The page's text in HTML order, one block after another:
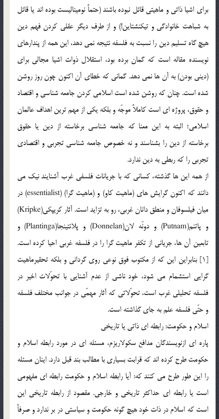
براي اشيا ذاتي و ماهيتي قائل نبوده باشند (حتماً نوميناليست بوده اند يا قائل
به شباهت خانوادگي و تيكنشتاين!) و از طرف ديگر عقلي كردن فهم دين
هيچ گاه تسليم دين را نسبت به فلسفه نتيجه نمي دهد، اين همه از پندارهاي
نويسنده مقاله است كه گمان برده بود، استقلال ذوات اشيا مجالي براي
(ديني بودن) به آن ها نمي دهد. گماني كه خطاي آن اكنون چون روز روشن
شده است. چنان كه روشن شده است اسلامي كردن جامعه شناسي و اقتصاد
و حقوق، پروژه اي است كاملاً موجّه و بلكه يكي از مهم ترين اهداف عالمان
اسلامي؛ البته به اين معنا كه جامعه شناسي برخاسته از دين يا حقوق
برخاسته از دين را بشناسند و نه خصوص جامعه شناسي تجربي و اقتصادي
تجربي را كه ربطي به دين ندارد.
از همه اين ها گذشته، كساني كه با جريانات فلسفي غرب آشنايند نيك مي
دانند كه اكنون گرايش هاي (ماهيت كاو) و (ماهيت گرا) (essentialist) در
ميان فيلسوفان و منطق دانان غربي، رو به تزايد است. آثار كريپكي(Kripke)
و پاتنم(Putnam) و دونّه لان(Donnelan) و پلانتينجا(Plantinga) و
تابعين آن ها، جرياني از تكفر ماهيت گرا را در فلسفه غربي احيا كرده است.
[1] بنابراين اين كه از مكتوب فوق نوعي روي گرداني و بلكه تحقيرماهيت
گرايي استشمام مي شود، خود ناشي از عدم آشنايي با تحوّلات اخير در
فلسفه تحليلي غرب است، تحوّلاتي كه آثار مهمّي در جوانب مختلف فلسفه
و حتّي فلسفه علم به جاي گذاشته است.
اسلام و حكومت: رابطه اي ذاتي يا تاريخي
پاره اي ازنويسندگان مدافع سكولاريزم، مسئله اي در مورد رابطه اسلام و
حكومت طرح كرده اند كه قرابت بسياري با مطالب بند قبل دارد. اينان مسئله
را اين طور طرح مي كنند كه: آيا رابطه اسلام و حكومت رابطه اي مفهومي
است يا رابطه اي حداكثر تاريخي و خارجي. مقصود از رابطه تاريخي اين
است كه اسلام در ذات خود هيچ گونه حكومت و سياستي در بر ندارد و صرفاً